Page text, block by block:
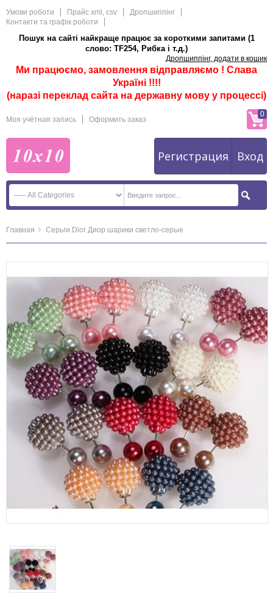
Умови роботи Прайс xml, csv
Дропшиппінг
Контакти та графік роботи
Пошук на сайті найкраще працює за короткими запитами (1
слово: TF254, Рибка і т.д.)
Дропшиппінг, додати в кошик
Ми працюємо, замовлення відправляємо ! Слава
Україні !!!!
(наразі переклад сайта на державну мову у процессі)
Моя учётная запись Оформить заказ
Регистрация Вход
0
Главная Серьги Dior Диор шарики светло-серые